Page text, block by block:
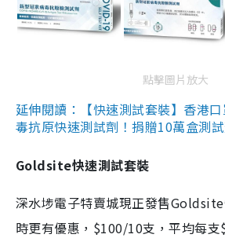
點擊圖片放大
延伸閱讀：【快速測試套裝】香港
毒抗原快速測試劑！捐贈10萬盒測
Goldsite快速測試套裝
深水埗電子特賣城現正發售
時更有優惠，$100/10支，平均每